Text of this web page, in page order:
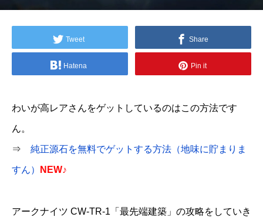
Tweet Share
Hatena Pin it
わいが高レアさんをゲットしているのはこの方法です
ん。
⇒ 純正源石を無料でゲットする方法（地味に貯まりま
すん） NEW♪
アークナイツ CW-TR-1「最先端建築」の攻略をしていき